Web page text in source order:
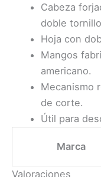
Cabeza
doble
Hoja con
Mangos
americano.
Mecanismo
de corte.
Útil para
Marca
Valoraciones